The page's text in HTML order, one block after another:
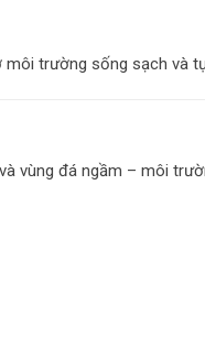
trường sống sạch và
vùng đá ngầm – môi